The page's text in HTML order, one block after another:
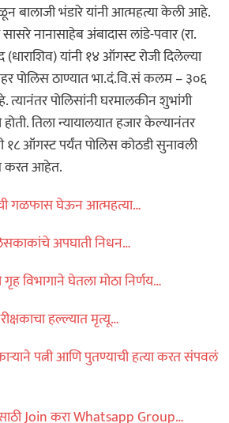
बालाजी भंडारे यांनी आत्महत्या केली आहे.
नानासाहेब अंबादास लांडे-पवार (रा.
(धाराशिव) यांनी १४ ऑगस्ट रोजी दिलेल्या
पोलिस ठाण्यात भा.दं.वि.सं कलम – ३०६
त्यानंतर पोलिसांनी घरमालकीन शुभांगी
तिला न्यायालयात हजार केल्यानंतर
१८ ऑगस्ट पर्यंत पोलिस कोठडी सुनावली
करत आहेत.
गळफास घेऊन आत्महत्या…
अपघाती निधन…
विभागाने घेतला मोठा निर्णय…
हल्ल्यात मृत्यू…
पत्नी आणि पुतण्याची हत्या करत संपवलं
Join करा Whatsapp Group…